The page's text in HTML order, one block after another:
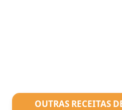
OUTRAS RECEITAS